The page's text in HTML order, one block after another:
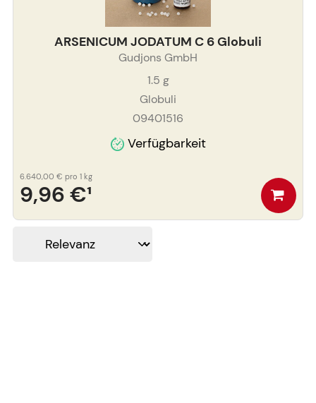
ARSENICUM JODATUM C 6 Globuli
Gudjons GmbH
1.5 g
Globuli
09401516
Verfügbarkeit
9,96 €¹
6.640,00 € pro 1 kg